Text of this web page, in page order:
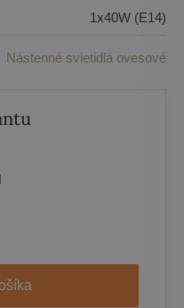
1x40W (E14)
Nástenné svietidlá ovesové